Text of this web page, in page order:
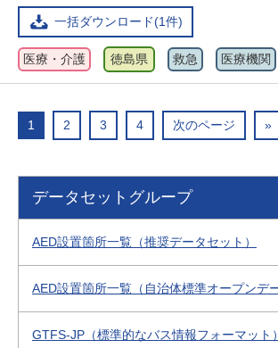
一括ダウンロード(1件)
医療・介護 徳島県 救急 医療機関
1 2 3 4 次のページ »
データセットグループ
AED設置箇所一覧（推奨データセット）
AED設置箇所一覧（自治体標準オープンデ
GTFS-JP（標準的なバス情報フォーマット）